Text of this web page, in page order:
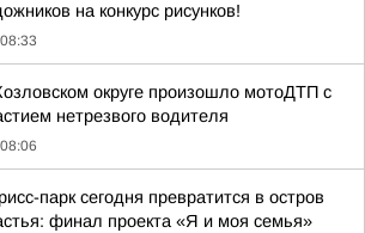
на конкурс рисунков!
08:33
округе произошло мотоДТП с
нетрезвого водителя
08:06
парк сегодня превратится в остров
финал проекта «Я и моя семья»